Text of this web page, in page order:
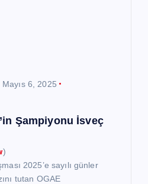
Mayıs 6, 2025
Şampiyonu İsveç
)
2025’e sayılı günler
tutan OGAE